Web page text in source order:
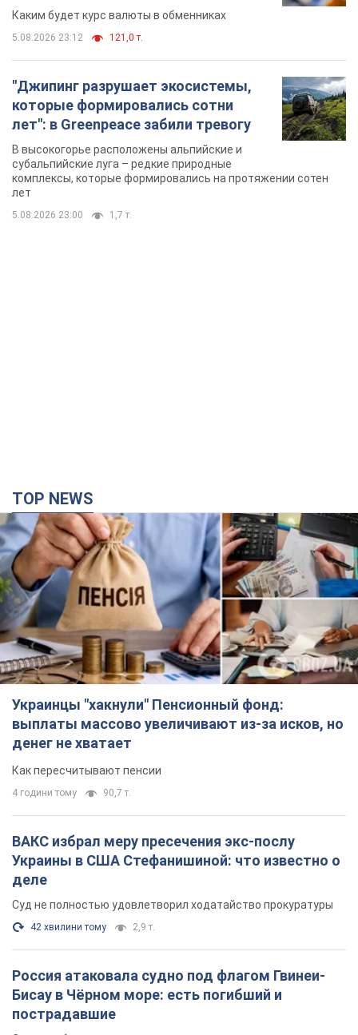
Каким будет курс валюты в обменниках
5.08.2026 23:12 121,0 т.
"Джипинг разрушает экосистемы,
которые формировались сотни
лет": в Greenpeace забили тревогу
В высокогорье расположены альпийские и
субальпийские луга – редкие природные
комплексы, которые формировались на протяжении сотен
лет
5.08.2026 23:00 1,7 т.
TOP NEWS
Украинцы "хакнули" Пенсионный фонд:
выплаты массово увеличивают из-за исков, но
денег не хватает
Как пересчитывают пенсии
4 години тому 90,7 т.
ВАКС избрал меру пресечения экс-послу
Украины в США Стефанишиной: что известно о
деле
Суд не полностью удовлетворил ходатайство прокуратуры
42 хвилини тому 2,9 т.
Россия атаковала судно под флагом Гвинеи-
Бисау в Чёрном море: есть погибший и
пострадавшие